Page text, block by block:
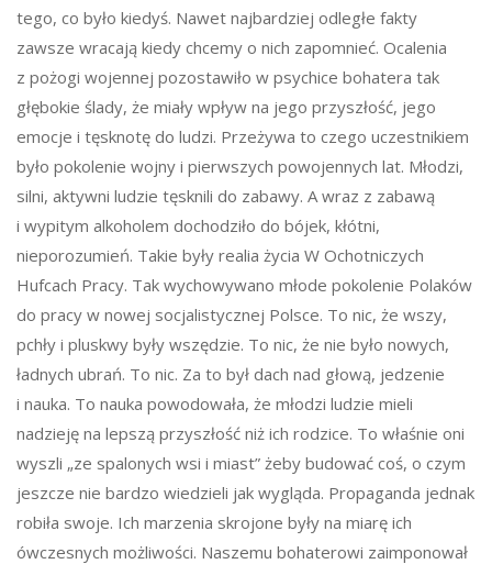
tego, co było kiedyś. Nawet najbardziej odległe fakty
zawsze wracają kiedy chcemy o nich zapomnieć. Ocalenia
z pożogi wojennej pozostawiło w psychice bohatera tak
głębokie ślady, że miały wpływ na jego przyszłość, jego
emocje i tęsknotę do ludzi. Przeżywa to czego uczestnikiem
było pokolenie wojny i pierwszych powojennych lat. Młodzi,
silni, aktywni ludzie tęsknili do zabawy. A wraz z zabawą
i wypitym alkoholem dochodziło do bójek, kłótni,
nieporozumień. Takie były realia życia W Ochotniczych
Hufcach Pracy. Tak wychowywano młode pokolenie Polaków
do pracy w nowej socjalistycznej Polsce. To nic, że wszy,
pchły i pluskwy były wszędzie. To nic, że nie było nowych,
ładnych ubrań. To nic. Za to był dach nad głową, jedzenie
i nauka. To nauka powodowała, że młodzi ludzie mieli
nadzieję na lepszą przyszłość niż ich rodzice. To właśnie oni
wyszli „ze spalonych wsi i miast” żeby budować coś, o czym
jeszcze nie bardzo wiedzieli jak wygląda. Propaganda jednak
robiła swoje. Ich marzenia skrojone były na miarę ich
ówczesnych możliwości. Naszemu bohaterowi zaimponował